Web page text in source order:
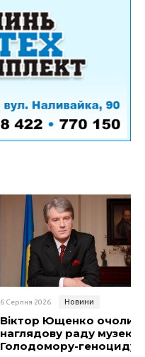
6 Серпня 2026 Новини
Віктор Ющенко очолив
наглядову раду музею
Голодомору-геноциду